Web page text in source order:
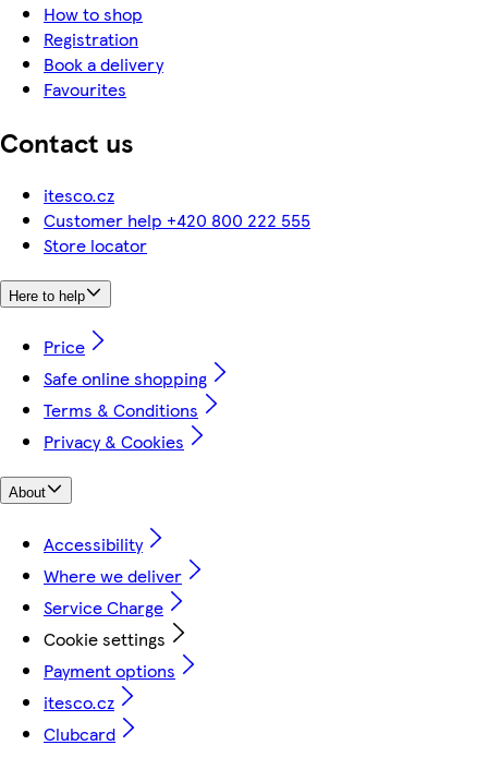
How to shop
Registration
Book a delivery
Favourites
Contact us
itesco.cz
Customer help +420 800 222 555
Store locator
Here to help
Price
Safe online shopping
Terms & Conditions
Privacy & Cookies
About
Accessibility
Where we deliver
Service Charge
Cookie settings
Payment options
itesco.cz
Clubcard